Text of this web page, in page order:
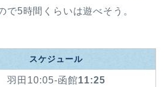
で5時間くらいは遊べそう。
スケジュール
羽田10:05-函館11:25